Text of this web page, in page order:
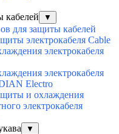
кабелей
▼
для защиты кабелей
электрокабеля Cable
электрокабеля
электрокабеля
Electro
и охлаждения
электрокабеля
▼